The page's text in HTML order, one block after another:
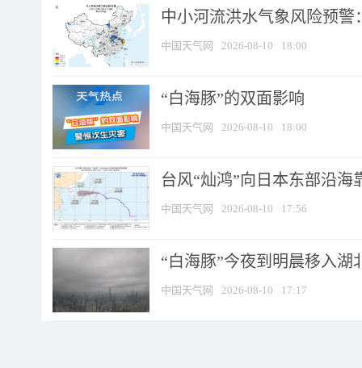
中小河流洪水气象风险预
中国天气网 2026-08-10 18:00
​“白海豚”的双面影响
中国天气网 2026-08-10 18:00
台风“灿鸿”向日本东部沿海
中国天气网 2026-08-10 17:56
“白海豚”今夜到明晨移入湖
中国天气网 2026-08-10 17:17